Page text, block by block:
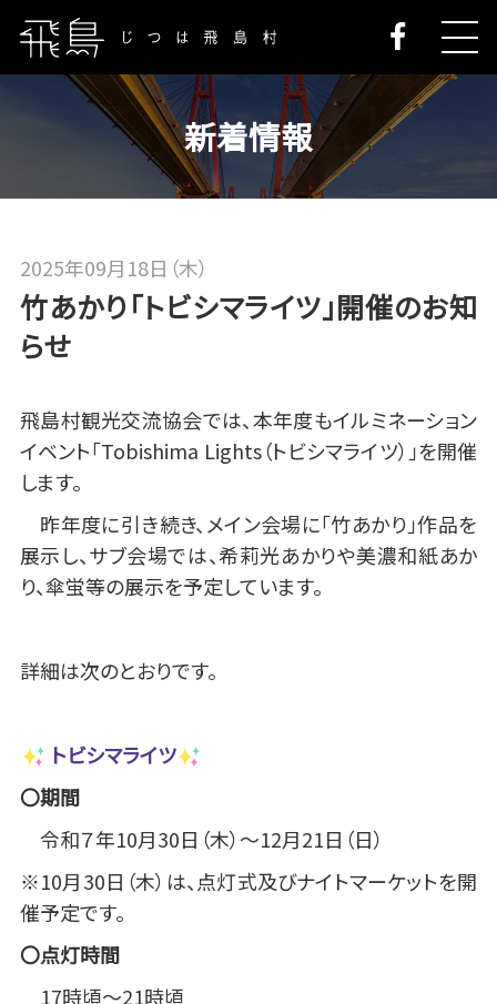
新着情報
竹あかり「トビシマライツ」開催のお知
らせ
2025年09月18日（木）
飛島村観光交流協会では、本年度もイルミネーション
イベント「Tobishima Lights（トビシマライツ）」を開催
します。
昨年度に引き続き、メイン会場に「竹あかり」作品を
展示し、サブ会場では、希莉光あかりや美濃和紙あか
り、傘蛍等の展示を予定しています。
詳細は次のとおりです。
トビシマライツ
〇期間
令和７年10月30日（木）～12月21日（日）
※10月30日（木）は、点灯式及びナイトマーケットを開
催予定です。
〇点灯時間
17時頃～21時頃